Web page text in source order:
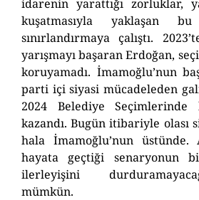
idarenin yarattığı zorluklar,
kuşatmasıyla yaklaşan
sınırlandırmaya çalıştı.
yarışmayı başaran Erdoğan,
koruyamadı. İmamoğlu’nun
parti içi siyasi mücadeleden
2024 Belediye
kazandı. Bugün itibariyle olası
hala İmamoğlu’nun üstünde.
hayata geçtiği senaryonun
ilerleyişini
mümkün.